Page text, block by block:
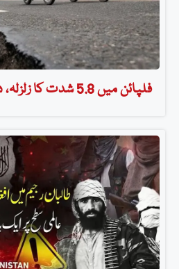
فلپائن میں 5.8 شدت کا زلزلہ، دارالحکومت بھی متاثر